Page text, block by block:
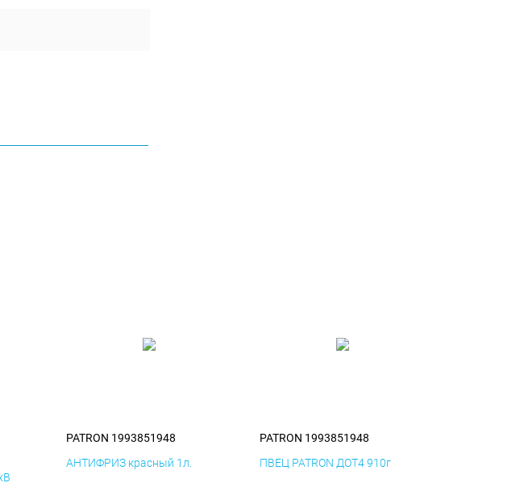
PATRON 1993851948
АНТИФРИЗ красный 1л.
PATRON 1993851948
ПВЕЦ PATRON ДОТ4 910г